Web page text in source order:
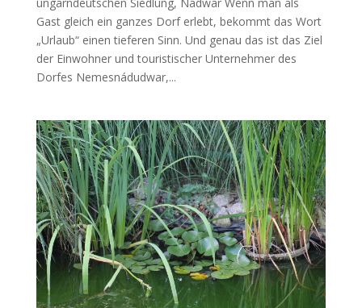
Gast gleich ein ganzes Dorf erlebt, bekommt das Wort
„Urlaub“ einen tieferen Sinn. Und genau das ist das Ziel
der Einwohner und touristischer Unternehmer des
Dorfes Nemesnádudwar,...